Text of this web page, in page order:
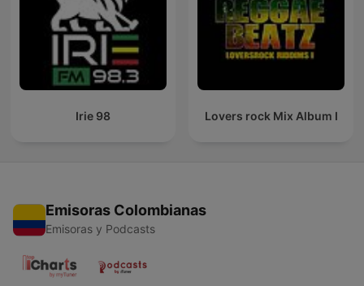
Irie 98 Lovers rock Mix Album I
Emisoras Colombianas
Emisoras y Podcasts